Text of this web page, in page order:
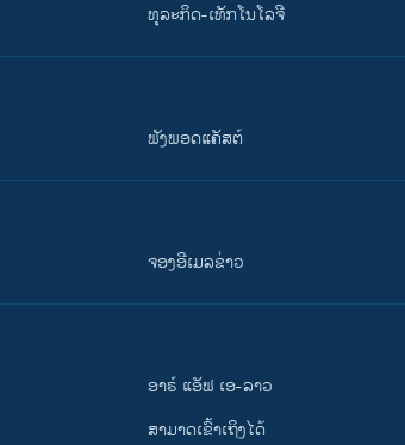
ທຸລະກິດ-ເທັກໂນໂລຈີ
ຟັງພອດແຄັສຕ໌
ຈອງອີເມລຂ່າວ
ອາຣ໌ ແອັຟ ເອ-ລາວ
ສາມາດເຂົ້າເຖິງໄດ້